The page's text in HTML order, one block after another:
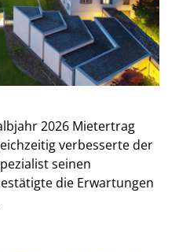
2026 Mietertrag
verbesserte der
seinen
die Erwartungen